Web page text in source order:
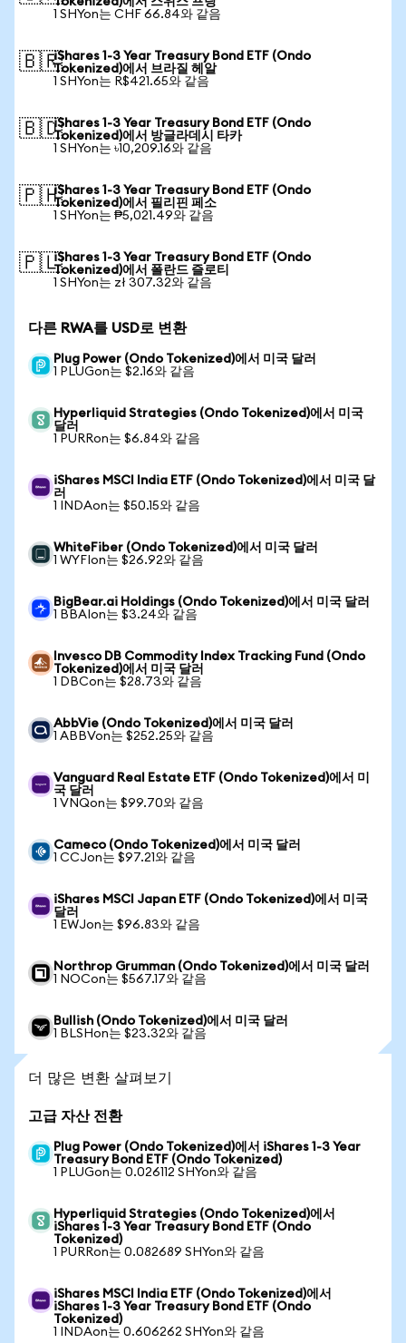
1 SHYon는 CHF 66.84와 같음
🇧🇷iShares 1-3 Year Treasury Bond ETF (Ondo
Tokenized)에서 브라질 헤알
1 SHYon는 R$421.65와 같음
🇧🇩iShares 1-3 Year Treasury Bond ETF (Ondo
Tokenized)에서 방글라데시 타카
1 SHYon는 ৳10,209.16와 같음
🇵🇭iShares 1-3 Year Treasury Bond ETF (Ondo
Tokenized)에서 필리핀 페소
1 SHYon는 ₱5,021.49와 같음
🇵🇱iShares 1-3 Year Treasury Bond ETF (Ondo
Tokenized)에서 폴란드 즐로티
1 SHYon는 zł 307.32와 같음
다른 RWA를 USD로 변환
Plug Power (Ondo Tokenized)에서 미국 달러
1 PLUGon는 $2.16와 같음
Hyperliquid Strategies (Ondo Tokenized)에서 미국
달러
1 PURRon는 $6.84와 같음
iShares MSCI India ETF (Ondo Tokenized)에서 미국 달
러
1 INDAon는 $50.15와 같음
WhiteFiber (Ondo Tokenized)에서 미국 달러
1 WYFIon는 $26.92와 같음
BigBear.ai Holdings (Ondo Tokenized)에서 미국 달러
1 BBAIon는 $3.24와 같음
Invesco DB Commodity Index Tracking Fund (Ondo
Tokenized)에서 미국 달러
1 DBCon는 $28.73와 같음
AbbVie (Ondo Tokenized)에서 미국 달러
1 ABBVon는 $252.25와 같음
Vanguard Real Estate ETF (Ondo Tokenized)에서 미
국 달러
1 VNQon는 $99.70와 같음
Cameco (Ondo Tokenized)에서 미국 달러
1 CCJon는 $97.21와 같음
iShares MSCI Japan ETF (Ondo Tokenized)에서 미국
달러
1 EWJon는 $96.83와 같음
Northrop Grumman (Ondo Tokenized)에서 미국 달러
1 NOCon는 $567.17와 같음
Bullish (Ondo Tokenized)에서 미국 달러
1 BLSHon는 $23.32와 같음
더 많은 변환 살펴보기
고급 자산 전환
Plug Power (Ondo Tokenized)에서 iShares 1-3 Year
Treasury Bond ETF (Ondo Tokenized)
1 PLUGon는 0.026112 SHYon와 같음
Hyperliquid Strategies (Ondo Tokenized)에서
iShares 1-3 Year Treasury Bond ETF (Ondo
Tokenized)
1 PURRon는 0.082689 SHYon와 같음
iShares MSCI India ETF (Ondo Tokenized)에서
iShares 1-3 Year Treasury Bond ETF (Ondo
Tokenized)
1 INDAon는 0.606262 SHYon와 같음